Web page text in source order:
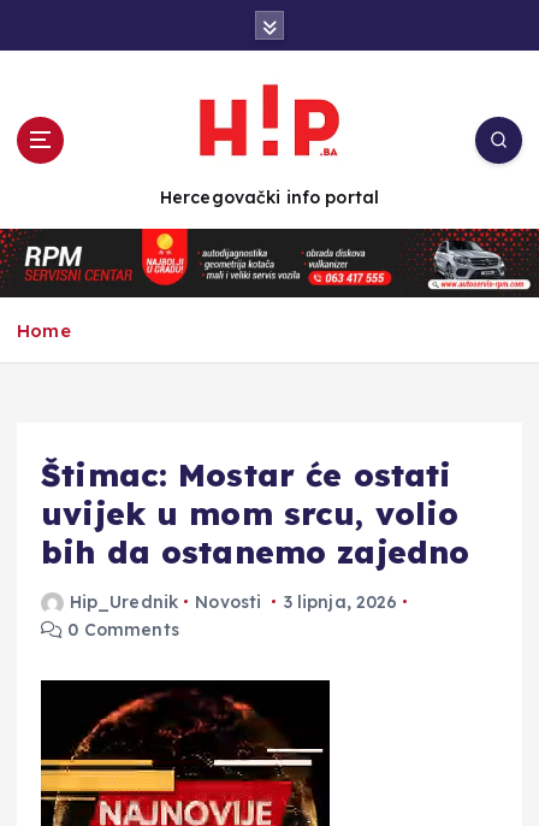
n
t
e
Hercegovački info portal
Home
Štimac: Mostar će ostati
uvijek u mom srcu, volio
bih da ostanemo zajedno
Hip_Urednik Novosti
3 lipnja, 2026
0 Comments